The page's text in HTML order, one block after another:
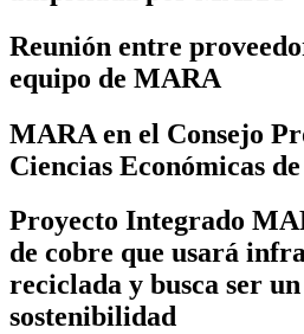
Reunión entre
equipo de MARA
MARA en el Consejo
Ciencias Económicas
Proyecto Integrado
de cobre que usará
reciclada y busca ser
sostenibilidad